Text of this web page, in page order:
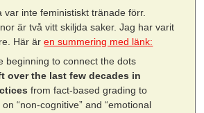
var inte feministiskt tränade förr.
är två vitt skiljda saker. Jag har varit
Här ären summering med länk:
beginning to connect the dots
over the last few decades in
from fact-based grading to
“non-cognitive” and “emotional